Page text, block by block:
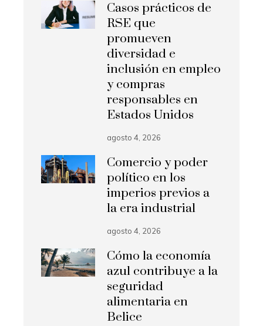
Casos prácticos de
RSE que
promueven
diversidad e
inclusión en empleo
y compras
responsables en
Estados Unidos
agosto 4, 2026
Comercio y poder
político en los
imperios previos a
la era industrial
agosto 4, 2026
Cómo la economía
azul contribuye a la
seguridad
alimentaria en
Belice